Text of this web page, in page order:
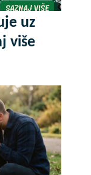
uz
više